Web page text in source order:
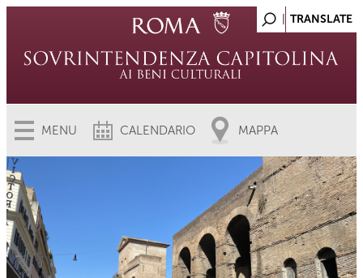
MENU CALENDARIO MAPPA